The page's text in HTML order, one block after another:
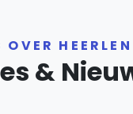
HEERLEN
&